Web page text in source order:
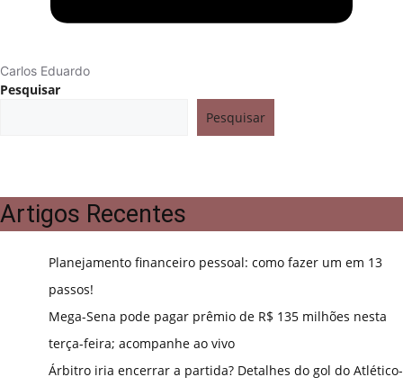
Carlos Eduardo
Pesquisar
Pesquisar
Artigos Recentes
Planejamento financeiro pessoal: como fazer um em 13
passos!
Mega-Sena pode pagar prêmio de R$ 135 milhões nesta
terça-feira; acompanhe ao vivo
Árbitro iria encerrar a partida? Detalhes do gol do Atlético-